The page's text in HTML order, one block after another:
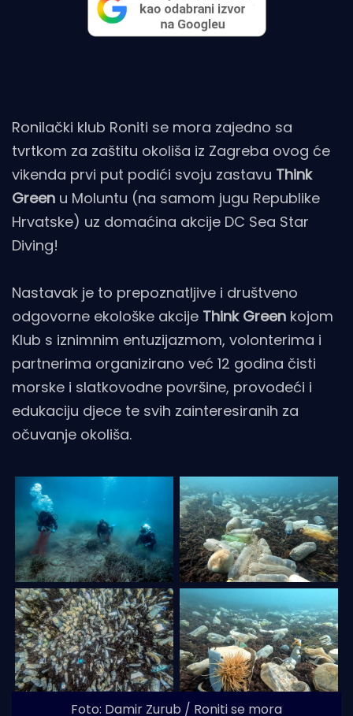
Ronilački klub Roniti se mora zajedno sa
tvrtkom za zaštitu okoliša iz Zagreba ovog će
vikenda prvi put podići svoju zastavu Think
Green u Moluntu (na samom jugu Republike
Hrvatske) uz domaćina akcije DC Sea Star
Diving!
Nastavak je to prepoznatljive i društveno
odgovorne ekološke akcije Think Green kojom
Klub s iznimnim entuzijazmom, volonterima i
partnerima organizirano već 12 godina čisti
morske i slatkovodne površine, provodeći i
edukaciju djece te svih zainteresiranih za
očuvanje okoliša.
Foto: Damir Zurub / Roniti se mora